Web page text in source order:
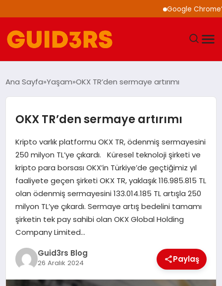
Google Chrome’a
YAŞAM
TEKNOLOJI
SPOR
SAĞLIK
EKONOMI
MAGAZIN
EĞITIM
Ana Sayfa Yaşam OKX TR’den sermaye artırımı
OKX TR’den sermaye artırımı
Kripto varlık platformu OKX TR, ödenmiş sermayesini
250 milyon TL’ye çıkardı. Küresel teknoloji şirketi ve
kripto para borsası OKX’in Türkiye’de geçtiğimiz yıl
faaliyete geçen şirketi OKX TR, yaklaşık 116.985.815 TL
olan ödenmiş sermayesini 133.014.185 TL artışla 250
milyon TL’ye çıkardı. Sermaye artış bedelini tamamı
şirketin tek pay sahibi olan OKX Global Holding
Company Limited…
Guid3rs Blog
26 Aralık 2024 Paylaş